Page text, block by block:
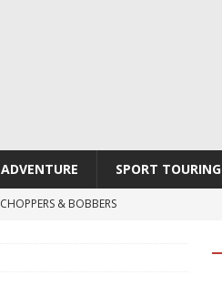
ADVENTURE SPORT TOURING
CHOPPERS & BOBBERS